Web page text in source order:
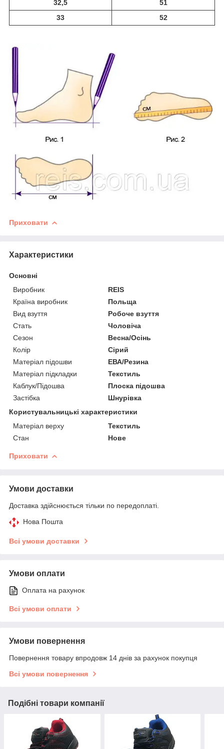
32,5
51
33
52
Приховати
Характеристики
Основні
Виробник
REIS
Країна виробник
Польща
Вид взуття
Робоче взуття
Стать
Чоловіча
Сезон
Весна/Осінь
Колір
Сірий
Матеріал підошви
ЕВА/Резина
Матеріал підкладки
Текстиль
Каблук/Підошва
Плоска підошва
Застібка
Шнурівка
Користувальницькі характеристики
Матеріал верху
Текстиль
Стан
Нове
Приховати
Умови доставки
Доставка здійснюється тільки по передоплаті.
Нова Пошта
Всі умови доставки
Умови оплати
Оплата на рахунок
Всі умови оплати
Умови повернення
Повернення товару впродовж 14 днів за рахунок покупця
Всі умови повернення
Подібні товари компанії